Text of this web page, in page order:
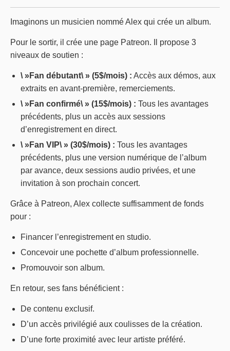
Imaginons un musicien nommé Alex qui crée un album.
Pour le sortir, il crée une page Patreon. Il propose 3
niveaux de soutien :
\ »Fan débutant\ » (5$/mois) : Accès aux démos, aux
extraits en avant-première, remerciements.
\ »Fan confirmé\ » (15$/mois) : Tous les avantages
précédents, plus un accès aux sessions
d’enregistrement en direct.
\ »Fan VIP\ » (30$/mois) : Tous les avantages
précédents, plus une version numérique de l’album
par avance, deux sessions audio privées, et une
invitation à son prochain concert.
Grâce à Patreon, Alex collecte suffisamment de fonds
pour :
Financer l’enregistrement en studio.
Concevoir une pochette d’album professionnelle.
Promouvoir son album.
En retour, ses fans bénéficient :
De contenu exclusif.
D’un accès privilégié aux coulisses de la création.
D’une forte proximité avec leur artiste préféré.